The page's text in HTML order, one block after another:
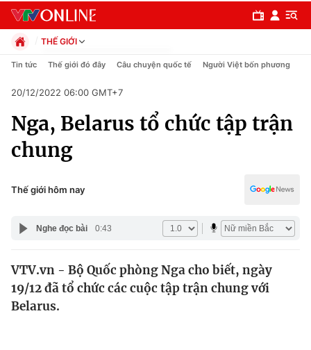
Chuyên mục
Chính trị
Pháp luật
Thế giới
THẾ GIỚI
Chính trị
Pháp luật
Kinh tế
Thể thao
Truyền hình
Y tế
Công nghệ
Tin tức Thế giới đó đây Câu chuyện quốc tế Người Việt bốn phương
20/12/2022 06:00 GMT+7
Nga, Belarus tổ chức tập trận
chung
Thế giới hôm nay
Nghe đọc bài 0:43
VTV.vn - Bộ Quốc phòng Nga cho biết, ngày
19/12 đã tổ chức các cuộc tập trận chung với
Belarus.